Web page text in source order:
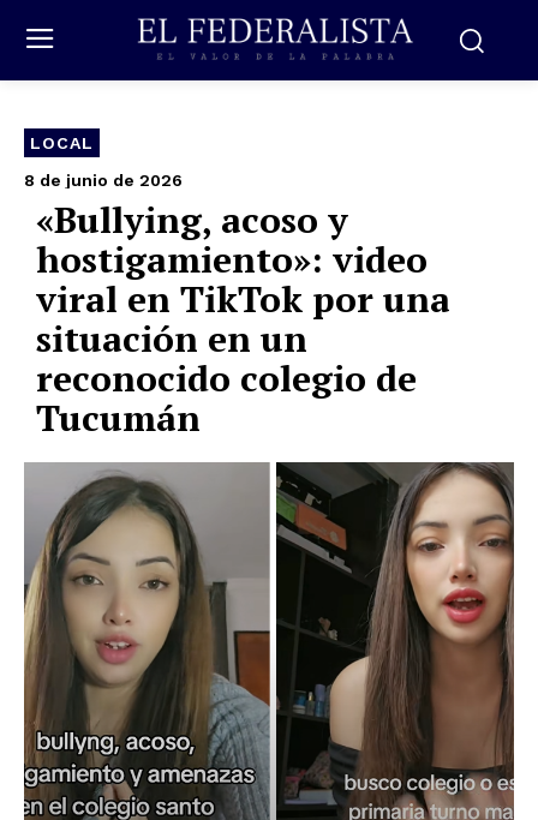
LOCAL
8 de junio de 2026
«Bullying, acoso y
hostigamiento»: video
viral en TikTok por una
situación en un
reconocido colegio de
Tucumán